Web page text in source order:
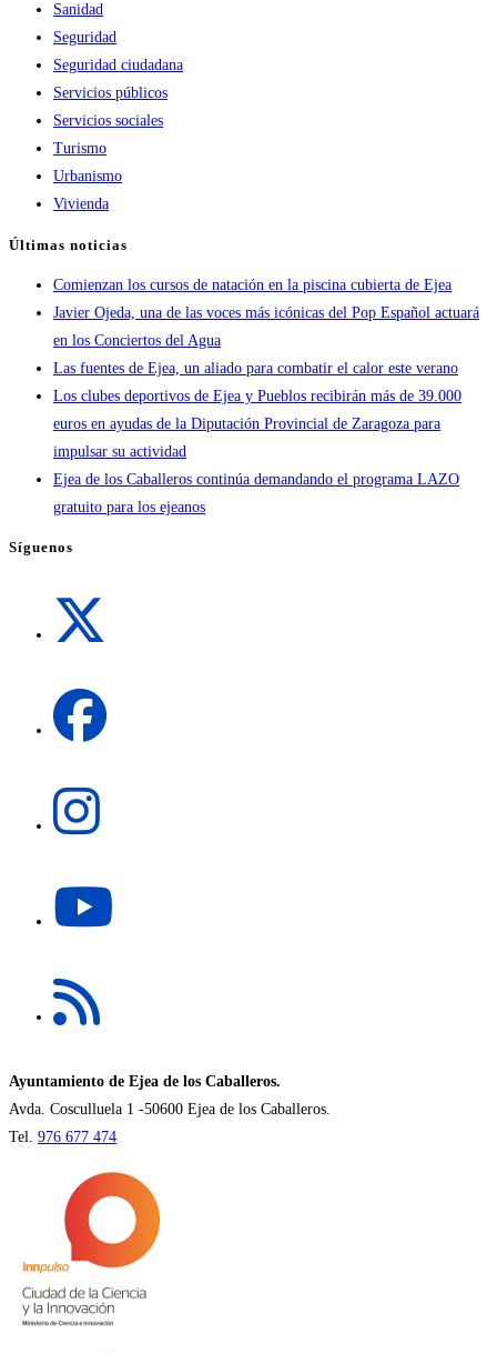
Sanidad
Seguridad
Seguridad ciudadana
Servicios públicos
Servicios sociales
Turismo
Urbanismo
Vivienda
Últimas noticias
Comienzan los cursos de natación en la piscina cubierta de Ejea
Javier Ojeda, una de las voces más icónicas del Pop Español actuará
en los Conciertos del Agua
Las fuentes de Ejea, un aliado para combatir el calor este verano
Los clubes deportivos de Ejea y Pueblos recibirán más de 39.000
euros en ayudas de la Diputación Provincial de Zaragoza para
impulsar su actividad
Ejea de los Caballeros continúa demandando el programa LAZO
gratuito para los ejeanos
Síguenos
pestaña
abre
abre
nueva
pestaña
en
nueva
pestaña
Ayuntamiento de Ejea de los Caballeros.
Avda. Cosculluela 1 -50600 Ejea de los Caballeros.
Tel. 976 677 474